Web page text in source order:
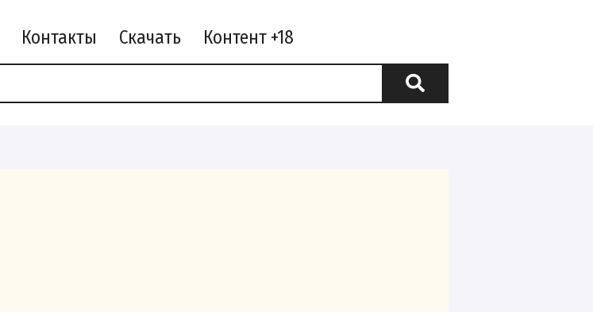
Контакты Скачать